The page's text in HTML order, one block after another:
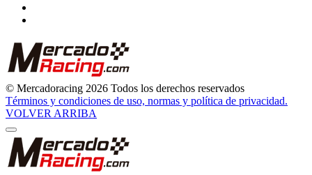
© Mercadoracing 2026 Todos los derechos reservados
Términos y condiciones de uso, normas y política de privacidad.
VOLVER ARRIBA